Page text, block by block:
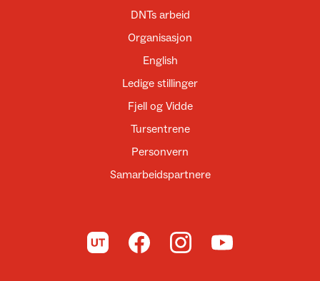
DNTs arbeid
Organisasjon
English
Ledige stillinger
Fjell og Vidde
Tursentrene
Personvern
Samarbeidspartnere
Til UT.no Til DNT på Facebook
Til DNT på Instagram
Til DNT på YouTube